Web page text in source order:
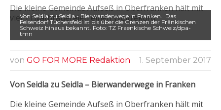
Die kleine Gemeinde Aufseß in Oberfranken hält mit
vier Privatbrauereien einen Weltrekord
Von Seidla zu Seidla - Bierwanderwege in Franken. Das
Felsendorf Tüchersfeld ist bis über die Grenzen der Fränkischen
Schweiz hinaus bekannt. Foto: TZ Fraenkische Schweiz/dpa-
tmn
von GO FOR MORE Redaktion 1. September 2017
Von Seidla zu Seidla – Bierwanderwege in Franken
Die kleine Gemeinde Aufseß in Oberfranken hält mit